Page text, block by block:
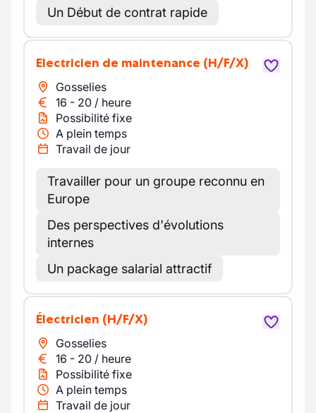
Un Début de contrat rapide
Electricien de maintenance (H/F/X)
Gosselies
16 - 20 / heure
Possibilité fixe
A plein temps
Travail de jour
Travailler pour un groupe reconnu en
Europe
Des perspectives d'évolutions
internes
Un package salarial attractif
Électricien (H/F/X)
Gosselies
16 - 20 / heure
Possibilité fixe
A plein temps
Travail de jour